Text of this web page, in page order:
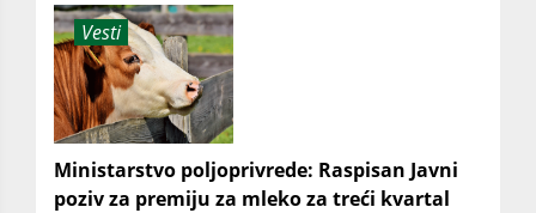
Vesti
Ministarstvo poljoprivrede: Raspisan Javni
poziv za premiju za mleko za treći kvartal